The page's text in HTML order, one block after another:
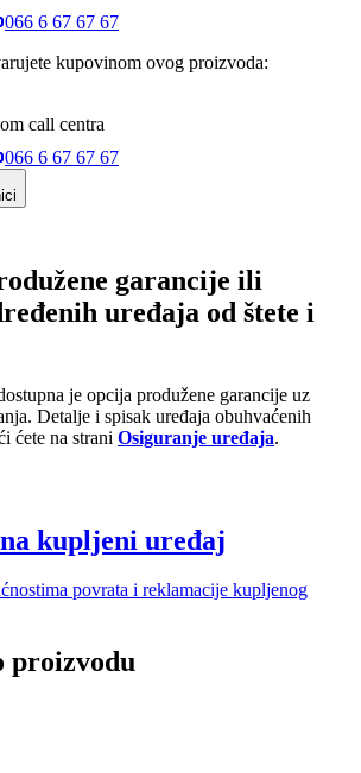
066 6 67 67 67
kupovinom ovog proizvoda:
call centra
066 6 67 67 67
garancije ili
uređaja od štete i
je opcija produžene garancije uz
Detalje i spisak uređaja obuhvaćenih
ćete na strani Osiguranje uređaja.
kupljeni uređaj
povrata i reklamacije kupljenog
proizvodu